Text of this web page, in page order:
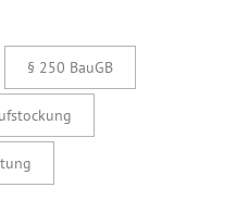
§ 250 BauGB